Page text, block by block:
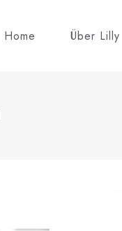
Home Über Lilly